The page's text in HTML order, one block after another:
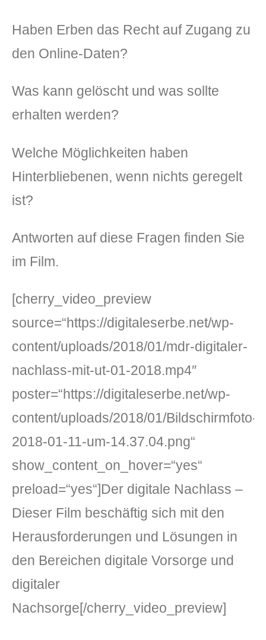
Haben Erben das Recht auf Zugang zu
den Online-Daten?
Was kann gelöscht und was sollte
erhalten werden?
Welche Möglichkeiten haben
Hinterbliebenen, wenn nichts geregelt
ist?
Antworten auf diese Fragen finden Sie
im Film.
[cherry_video_preview
source=“https://digitaleserbe.net/wp-
content/uploads/2018/01/mdr-digitaler-
nachlass-mit-ut-01-2018.mp4″
poster=“https://digitaleserbe.net/wp-
content/uploads/2018/01/Bildschirmfoto-
2018-01-11-um-14.37.04.png“
show_content_on_hover=“yes“
preload=“yes“]Der digitale Nachlass –
Dieser Film beschäftig sich mit den
Herausforderungen und Lösungen in
den Bereichen digitale Vorsorge und
digitaler
Nachsorge[/cherry_video_preview]